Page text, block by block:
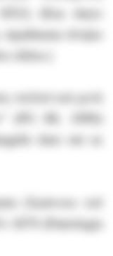
(Kas darys
dvejus
ciklus.)
πολλοὶ καὶ μετὰ
(PG 88, 1896)
daro net su
(Ἰωάννου τοῦ
(Patrologia